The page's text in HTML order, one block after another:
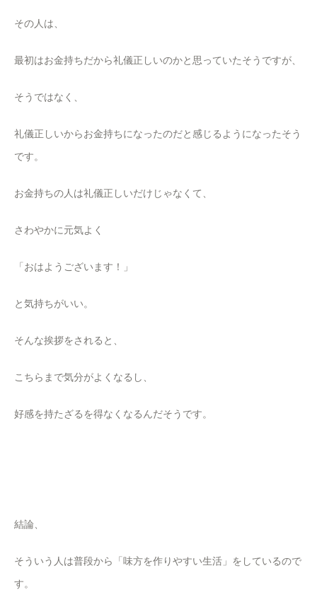
その人は、
最初はお金持ちだから礼儀正しいのかと思っていたそうですが、
そうではなく、
礼儀正しいからお金持ちになったのだと感じるようになったそう
です。
お金持ちの人は礼儀正しいだけじゃなくて、
さわやかに元気よく
「おはようございます！」
と気持ちがいい。
そんな挨拶をされると、
こちらまで気分がよくなるし、
好感を持たざるを得なくなるんだそうです。
結論、
そういう人は普段から「味方を作りやすい生活」をしているので
す。